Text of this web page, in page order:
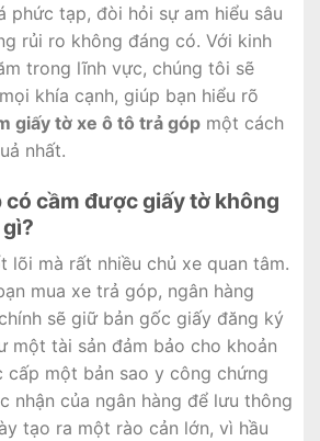
phức tạp, đòi hỏi sự am hiểu sâu
rủi ro không đáng có. Với kinh
trong lĩnh vực, chúng tôi sẽ
khía cạnh, giúp bạn hiểu rõ
giấy tờ xe ô tô trả góp một cách
nhất.
có cầm được giấy tờ không
lõi mà rất nhiều chủ xe quan tâm.
mua xe trả góp, ngân hàng
sẽ giữ bản gốc giấy đăng ký
một tài sản đảm bảo cho khoản
cấp một bản sao y công chứng
nhận của ngân hàng để lưu thông
tạo ra một rào cản lớn, vì hầu